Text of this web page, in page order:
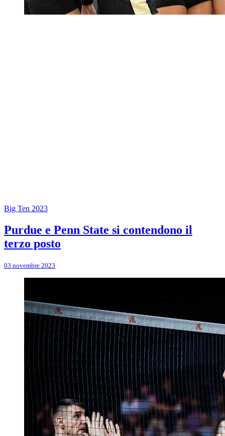
Big Ten 2023
Purdue e Penn State si contendono il
terzo posto
03 novembre 2023